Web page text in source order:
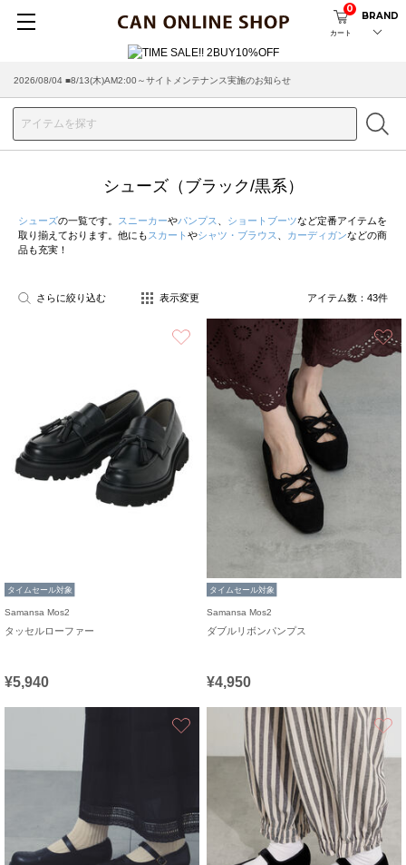
カート
0
BRAND
2026/08/04 ■8/13(木)AM2:00～サイトメンテナンス実施のお知らせ
2026/07/29 ■【お知らせ】ヤマト運輸の配送遅延・停止について
シューズ（ブラック/黒系）
シューズの一覧です。 スニーカーやパンプス ショートブーツなど定番アイテムを
取り揃えております。他にも スカート やシャツ・ブラウス カーディガンなどの商
品も充実！
さらに絞り込む 表示変更 アイテム数： 43件
お気に入り
タイムセール対象
Samansa Mos2
タッセルローファー
¥5,940
タイムセール対象
Samansa Mos2
ダブルリボンパンプス
¥4,950
お気に入り